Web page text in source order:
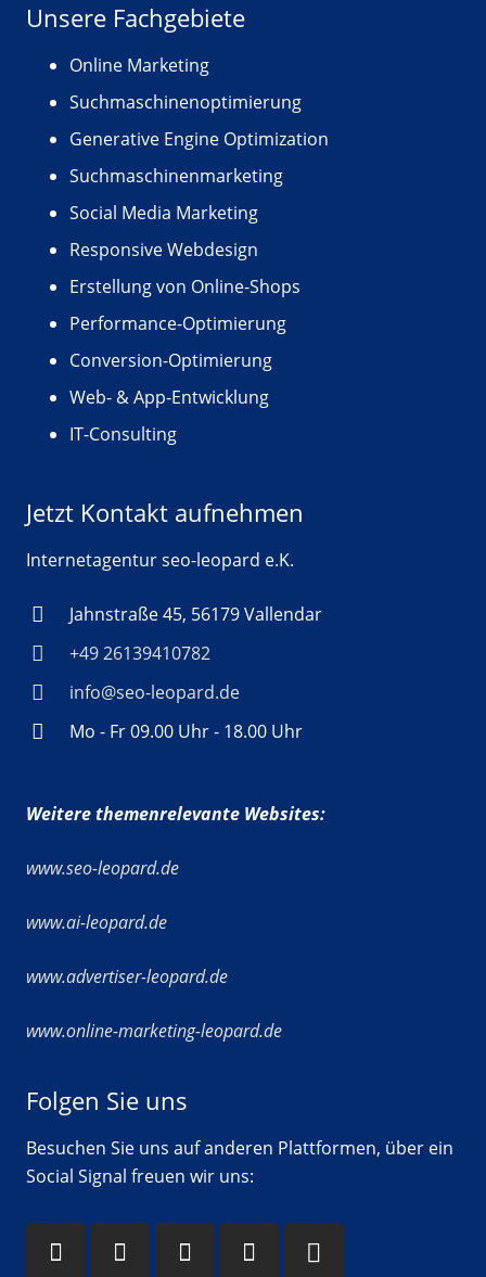
Unsere Fachgebiete
Online Marketing
Suchmaschinenoptimierung
Generative Engine Optimization
Suchmaschinenmarketing
Social Media Marketing
Responsive Webdesign
Erstellung von Online-Shops
Performance-Optimierung
Conversion-Optimierung
Web- & App-Entwicklung
IT-Consulting
Jetzt Kontakt aufnehmen
Internetagentur seo-leopard e.K.
Jahnstraße 45, 56179 Vallendar
+49 26139410782
info@seo-leopard.de
Mo - Fr 09.00 Uhr - 18.00 Uhr
Weitere themenrelevante Websites:
www.seo-leopard.de
www.ai-leopard.de
www.advertiser-leopard.de
www.online-marketing-leopard.de
Folgen Sie uns
Besuchen Sie uns auf anderen Plattformen, über ein
Social Signal freuen wir uns: